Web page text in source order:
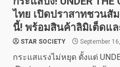
ไทย เปิดปราสาทชวนสั
นี้! พร้อมสินค้าลิมิเต็ดแล
STAR SOCIETY September
กระแสแรงไม่หยุด ตั้งแต่